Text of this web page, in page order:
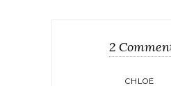
2
CHLOÉ